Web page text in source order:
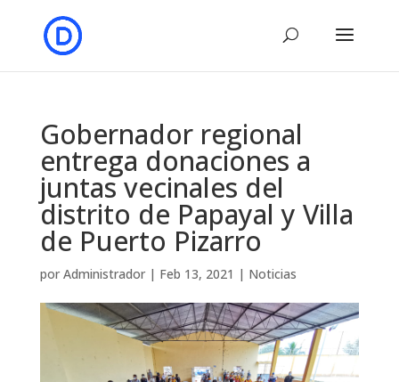
Gobernador regional
entrega donaciones a
juntas vecinales del
distrito de Papayal y Villa
de Puerto Pizarro
por Administrador| Feb 13, 2021 | Noticias